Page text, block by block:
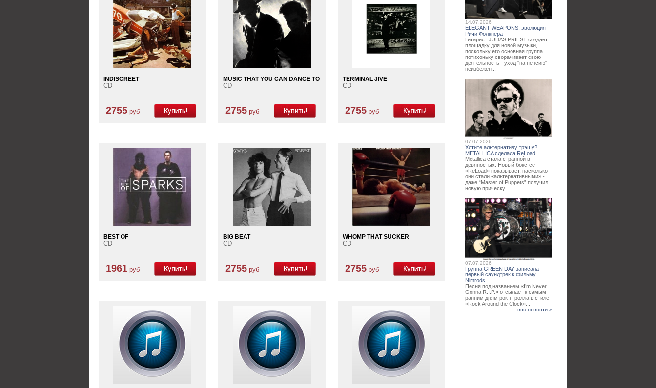
INDISCREET
CD
2755 руб
MUSIC THAT YOU CAN DANCE TO
CD
2755 руб
TERMINAL JIVE
CD
2755 руб
BEST OF
CD
1961 руб
BIG BEAT
CD
2755 руб
WHOMP THAT SUCKER
CD
2755 руб
14.07.2026
ELEGANT WEAPONS: эволюция
Ричи Фолкнера
Гитарист JUDAS PRIEST создает
площадку для новой музыки,
поскольку его основная группа
потихоньку сворачивает свою
деятельность - уход "на пенсию"
неизбежен...
07.07.2026
Хотите альтернативу трэшу?
METALLICA сделала ReLoad...
Metallica стала странной в
девяностых. Новый бокс-сет
«ReLoad» показывает, насколько
они стали «альтернативными» -
даже “Master of Puppets” получил
новую прическу...
07.07.2026
Группа GREEN DAY записала
первый саундтрек к фильму
Nimrods
Песня под названием «I’m Never
Gonna R.I.P.» отсылает к самым
ранним дням рок-н-ролла в стиле
«Rock Around the Clock»...
все новости >